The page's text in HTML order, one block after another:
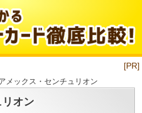
[PR]
メックス・センチュリオン
オン